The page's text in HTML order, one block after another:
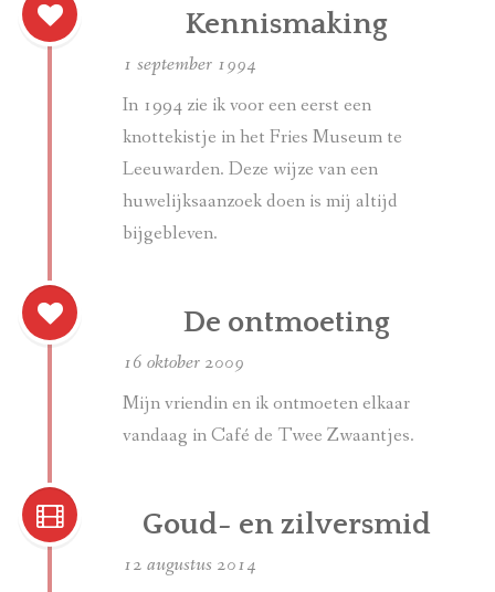
TIJDSLIJN
DOCUMENTAIRE
IN DE MEDIA
Kennismaking
1 september 1994
In 1994 zie ik voor een eerst een
knottekistje in het Fries Museum te
Leeuwarden. Deze wijze van een
huwelijksaanzoek doen is mij altijd
bijgebleven.
De ontmoeting
16 oktober 2009
Mijn vriendin en ik ontmoeten elkaar
vandaag in Café de Twee Zwaantjes.
Goud- en zilversmid
12 augustus 2014